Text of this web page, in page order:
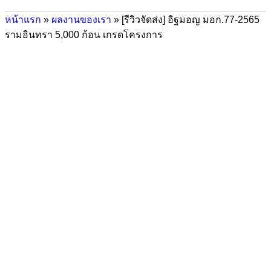
หน้าแรก » ผลงานของเรา » [รีวิวจัดส่ง] อิฐมอญ มอก.77-2565
รามอินทรา 5,000 ก้อน เกรดโครงการ